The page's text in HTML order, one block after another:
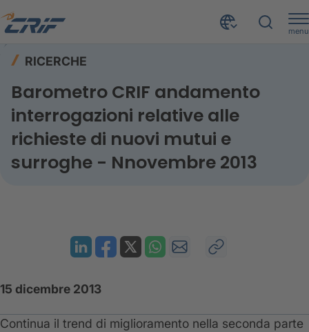
menu
Mutui e surroghe - Novembre 2013
RICERCHE
Barometro CRIF andamento
interrogazioni relative alle
richieste di nuovi mutui e
surroghe - Nnovembre 2013
15 dicembre 2013
​Continua il trend di miglioramento nella seconda parte